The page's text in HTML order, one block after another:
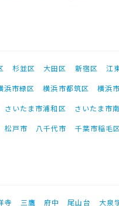
杉並区 大田区 新宿区 江
浜市緑区 横浜市都筑区 横浜
さいたま市浦和区 さいたま市
松戸市 八千代市 千葉市稲毛
寺 三鷹 府中 尾山台 大泉